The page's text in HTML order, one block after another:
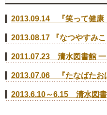
2013.09.14 『笑って健康
2013.08.17 『なつやすみ
2011.07.23 清水図書館
2013.07.06 『たなばた
2013.6.10～6.15 清水図